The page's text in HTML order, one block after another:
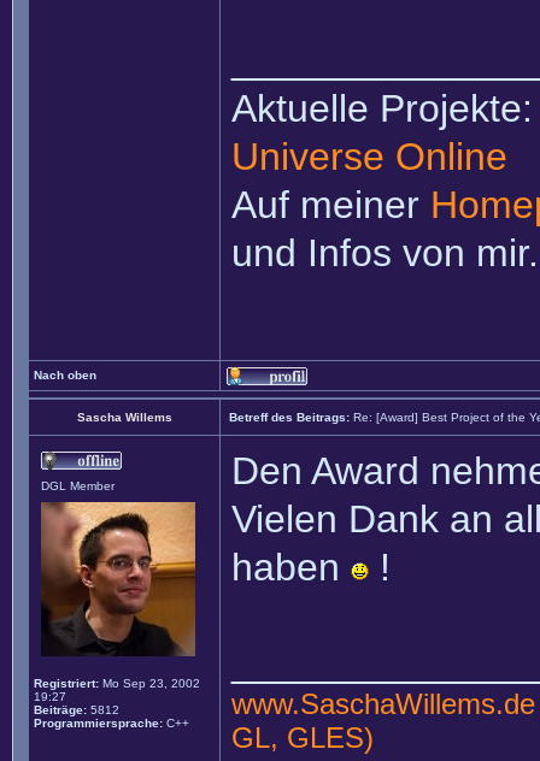
Aktuelle
Universe Online
Auf meiner
und Infos von mir.
Nach oben
Sascha Willems Betreff des Beitrags: Re: [Award] Best Project of the
DGL Member
Registriert: Mo Sep 23, 2002
19:27
Beiträge: 5812
Programmiersprache: C++
Den Award
Vielen Dank an
haben
!
www.SaschaWillems.de
GL, GLES)